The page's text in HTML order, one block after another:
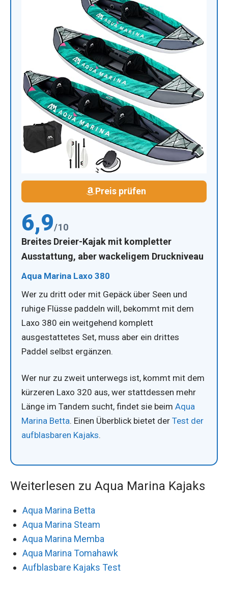
Preis prüfen
6,9/10
Breites Dreier-Kajak mit kompletter
Ausstattung, aber wackeligem Druckniveau
Aqua Marina Laxo 380
Wer zu dritt oder mit Gepäck über Seen und
ruhige Flüsse paddeln will, bekommt mit dem
Laxo 380 ein weitgehend komplett
ausgestattetes Set, muss aber ein drittes
Paddel selbst ergänzen.
Wer nur zu zweit unterwegs ist, kommt mit dem
kürzeren Laxo 320 aus, wer stattdessen mehr
Länge im Tandem sucht, findet sie beim Aqua
Marina Betta. Einen Überblick bietet der Test der
aufblasbaren Kajaks.
Weiterlesen zu Aqua Marina Kajaks
Aqua Marina Betta
Aqua Marina Steam
Aqua Marina Memba
Aqua Marina Tomahawk
Aufblasbare Kajaks Test